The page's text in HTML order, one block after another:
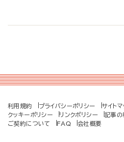
利用規約 プライバシーポリシー サイト
クッキーポリシー
リンクポリシー 記事の
ご契約について
FAQ 会社概要